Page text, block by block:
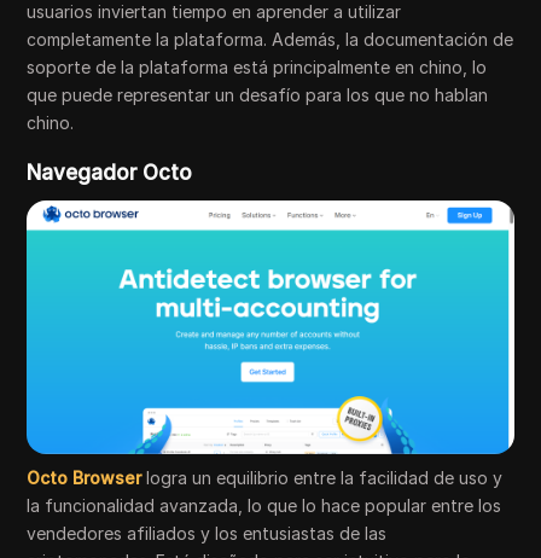
usuarios inviertan tiempo en aprender a utilizar
completamente la plataforma. Además, la documentación de
soporte de la plataforma está principalmente en chino, lo
que puede representar un desafío para los que no hablan
chino.
Navegador Octo
Octo Browserlogra un equilibrio entre la facilidad de uso y
la funcionalidad avanzada, lo que lo hace popular entre los
vendedores afiliados y los entusiastas de las